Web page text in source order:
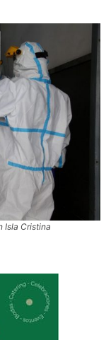
Isla Cristina